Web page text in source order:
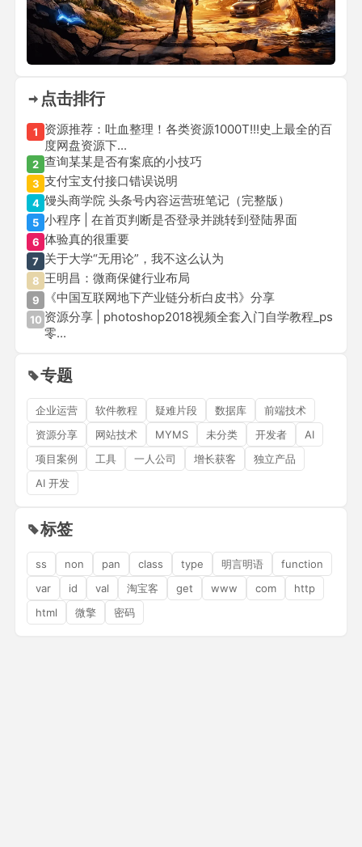
点击排行
1
资源推荐：吐血整理！各类资源1000T!!!史上最全的百
度网盘资源下...
2 查询某某是否有案底的小技巧
3 支付宝支付接口错误说明
4 馒头商学院 头条号内容运营班笔记（完整版）
5 小程序 | 在首页判断是否登录并跳转到登陆界面
6 体验真的很重要
7 关于大学“无用论”，我不这么认为
8 王明昌：微商保健行业布局
9 《中国互联网地下产业链分析白皮书》分享
10 资源分享 | photoshop2018视频全套入门自学教程_ps
零...
专题
企业运营 软件教程 疑难片段 数据库
前端技术
资源分享
网站技术 MYMS 未分类 开发者
AI
项目案例
工具 一人公司 增长获客
独立产品
AI 开发
标签
ss non pan class type 明言明语
function
var
id val 淘宝客 get www com
http
html
微擎 密码